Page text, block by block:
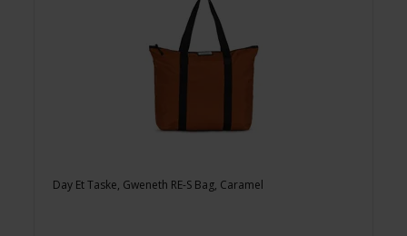
Day Et Taske, Gweneth RE-S Bag, Caramel